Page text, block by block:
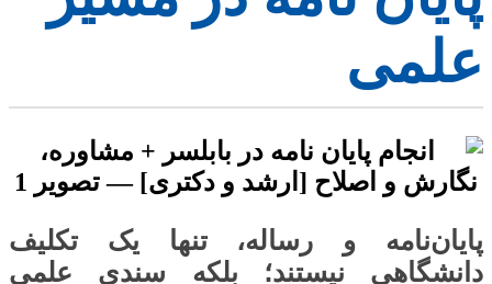
علمی
پایان‌نامه و رساله، تنها یک تکلیف
دانشگاهی نیستند؛ بلکه سندی علمی